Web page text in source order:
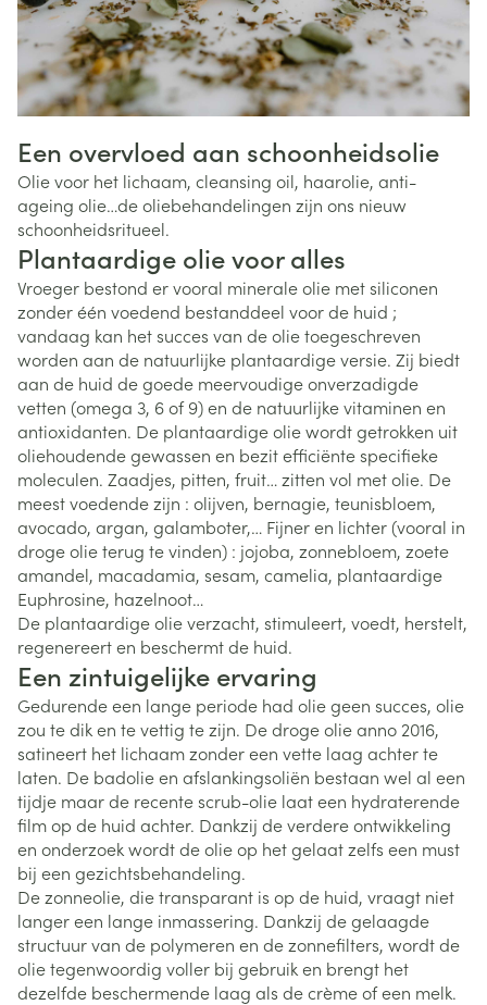
Een overvloed aan schoonheidsolie
Olie voor het lichaam, cleansing oil, haarolie, anti-
ageing olie…de oliebehandelingen zijn ons nieuw
schoonheidsritueel.
Plantaardige olie voor alles
Vroeger bestond er vooral minerale olie met siliconen
zonder één voedend bestanddeel voor de huid ;
vandaag kan het succes van de olie toegeschreven
worden aan de natuurlijke plantaardige versie. Zij biedt
aan de huid de goede meervoudige onverzadigde
vetten (omega 3, 6 of 9) en de natuurlijke vitaminen en
antioxidanten. De plantaardige olie wordt getrokken uit
oliehoudende gewassen en bezit efficiënte specifieke
moleculen. Zaadjes, pitten, fruit… zitten vol met olie. De
meest voedende zijn : olijven, bernagie, teunisbloem,
avocado, argan, galamboter,… Fijner en lichter (vooral in
droge olie terug te vinden) : jojoba, zonnebloem, zoete
amandel, macadamia, sesam, camelia, plantaardige
Euphrosine, hazelnoot…
De plantaardige olie verzacht, stimuleert, voedt, herstelt,
regenereert en beschermt de huid.
Een zintuigelijke ervaring
Gedurende een lange periode had olie geen succes, olie
zou te dik en te vettig te zijn. De droge olie anno 2016,
satineert het lichaam zonder een vette laag achter te
laten. De badolie en afslankingsoliën bestaan wel al een
tijdje maar de recente scrub-olie laat een hydraterende
film op de huid achter. Dankzij de verdere ontwikkeling
en onderzoek wordt de olie op het gelaat zelfs een must
bij een gezichtsbehandeling.
De zonneolie, die transparant is op de huid, vraagt niet
langer een lange inmassering. Dankzij de gelaagde
structuur van de polymeren en de zonnefilters, wordt de
olie tegenwoordig voller bij gebruik en brengt het
dezelfde beschermende laag als de crème of een melk.